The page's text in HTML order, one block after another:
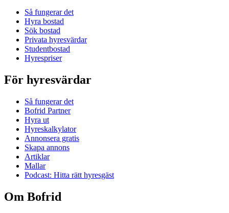
Så fungerar det
Hyra bostad
Sök bostad
Privata hyresvärdar
Studentbostad
Hyrespriser
För hyresvärdar
Så fungerar det
Bofrid Partner
Hyra ut
Hyreskalkylator
Annonsera gratis
Skapa annons
Artiklar
Mallar
Podcast: Hitta rätt hyresgäst
Om Bofrid